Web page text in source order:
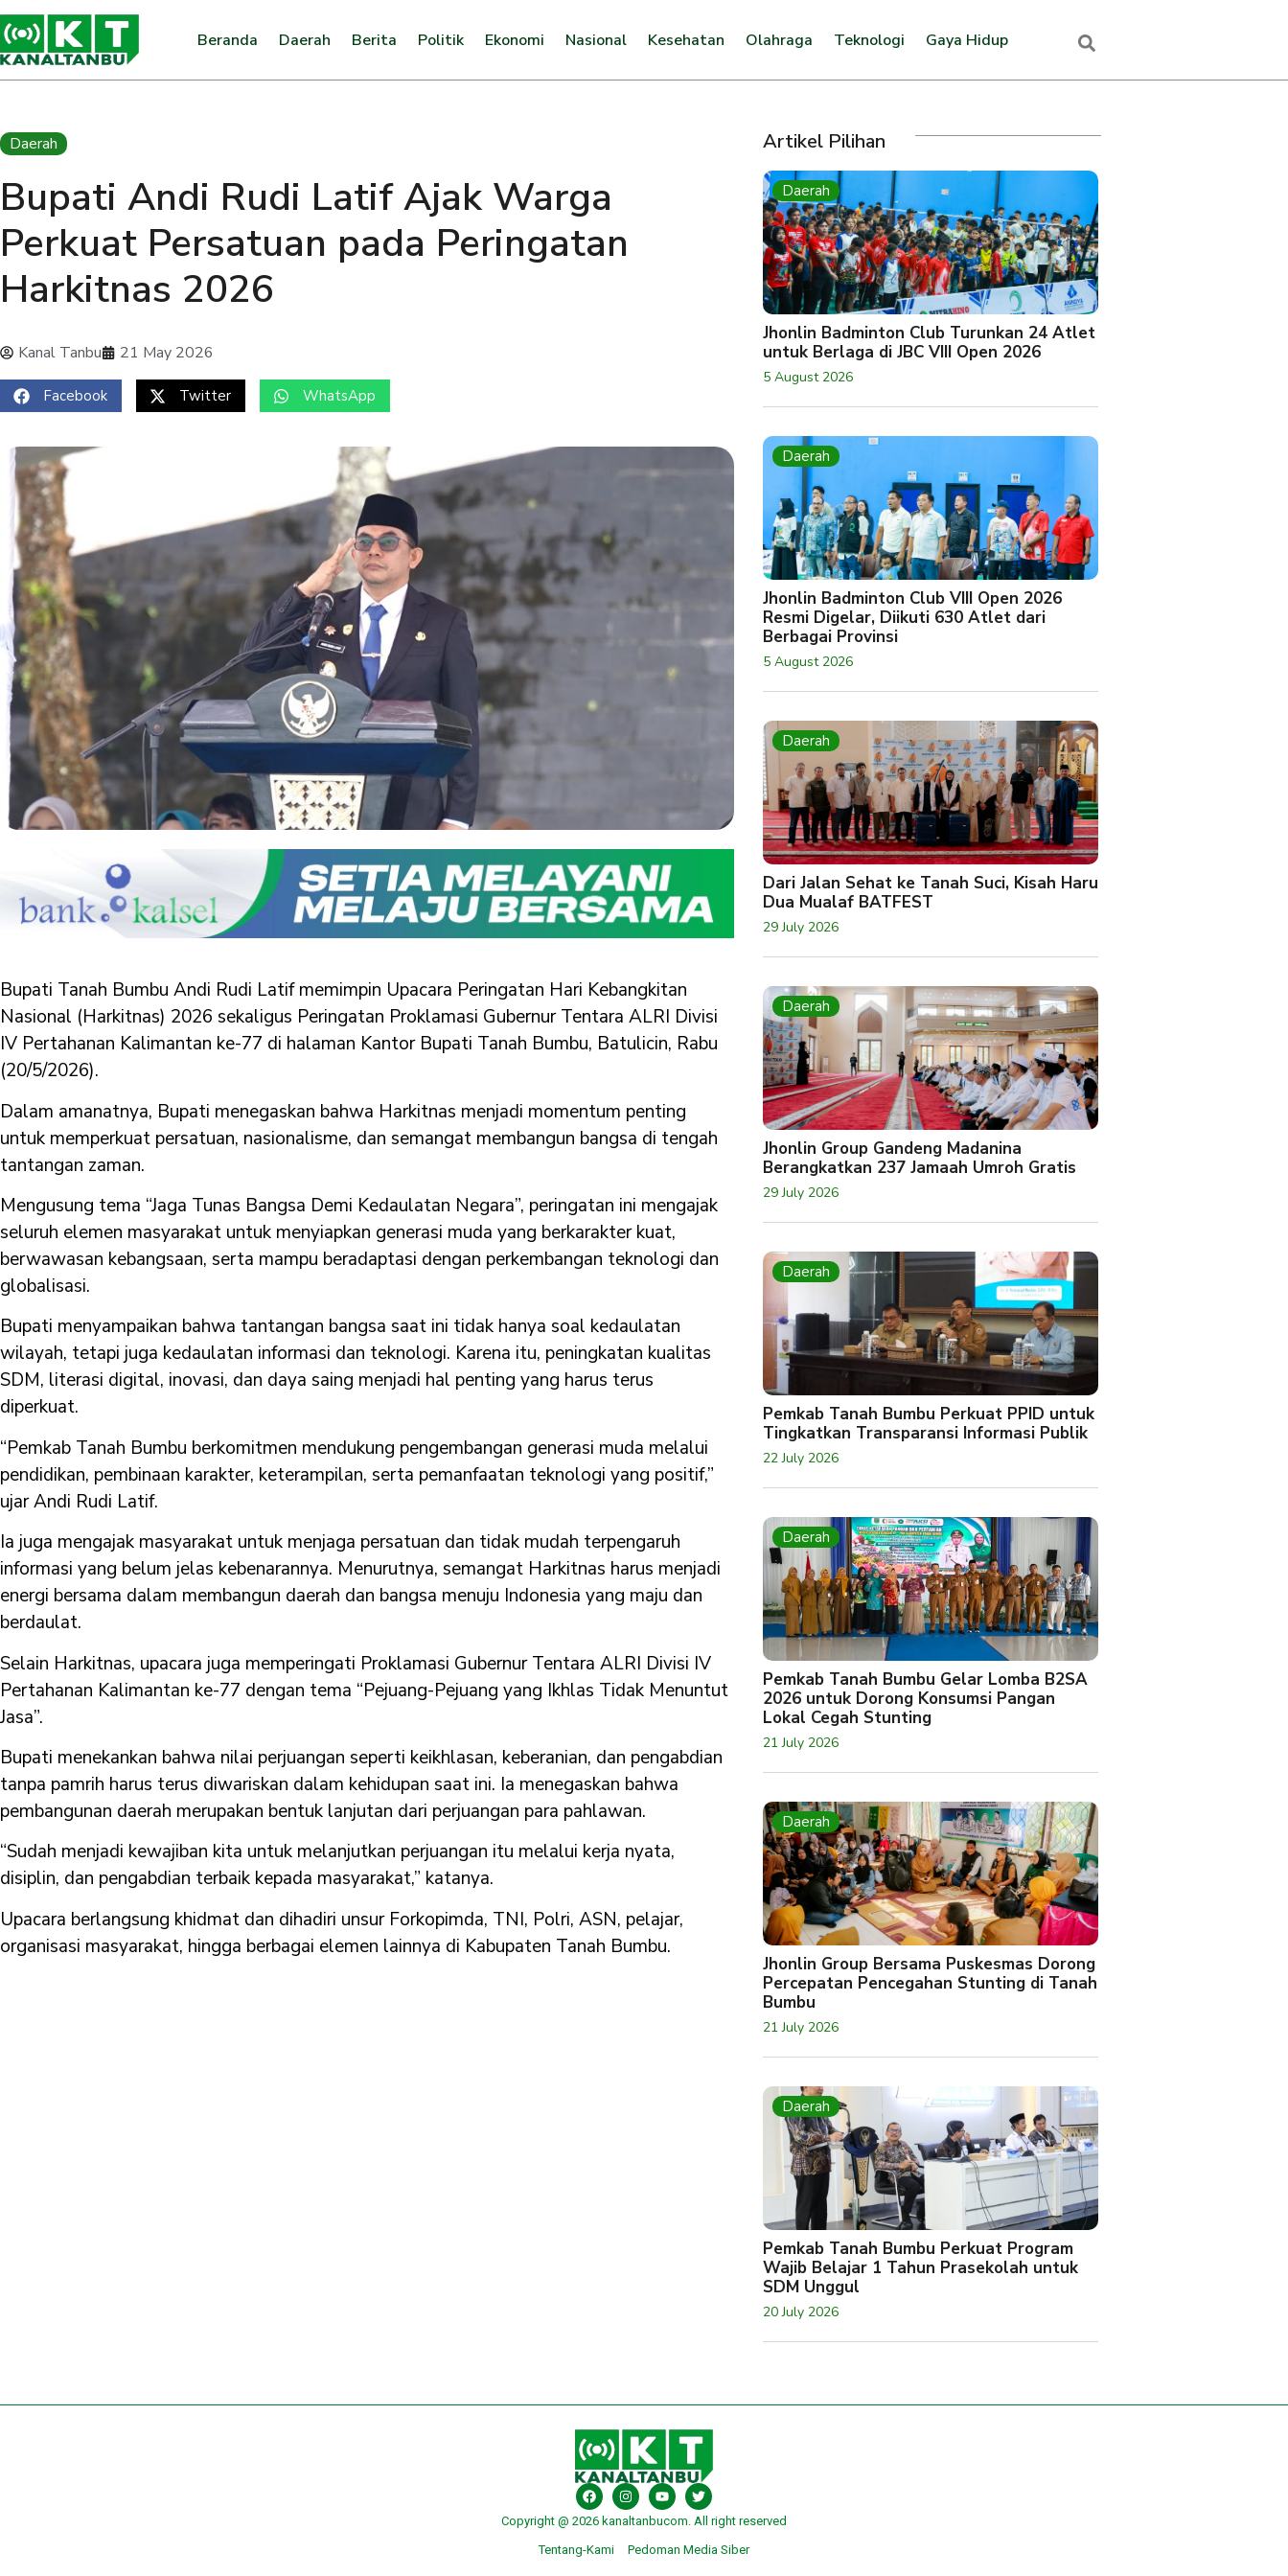
Beranda Daerah Berita Politik Ekonomi Nasional Kesehatan Olahraga Teknologi Gaya Hidup
Daerah
Bupati Andi Rudi Latif Ajak Warga
Perkuat Persatuan pada Peringatan
Harkitnas 2026
Kanal Tanbu 21 May 2026
Facebook Twitter WhatsApp
Bupati Tanah Bumbu Andi Rudi Latif memimpin Upacara Peringatan Hari Kebangkitan
Nasional (Harkitnas) 2026 sekaligus Peringatan Proklamasi Gubernur Tentara ALRI Divisi
IV Pertahanan Kalimantan ke-77 di halaman Kantor Bupati Tanah Bumbu, Batulicin, Rabu
(20/5/2026).
Dalam amanatnya, Bupati menegaskan bahwa Harkitnas menjadi momentum penting
untuk memperkuat persatuan, nasionalisme, dan semangat membangun bangsa di tengah
tantangan zaman.
Mengusung tema “Jaga Tunas Bangsa Demi Kedaulatan Negara”, peringatan ini mengajak
seluruh elemen masyarakat untuk menyiapkan generasi muda yang berkarakter kuat,
berwawasan kebangsaan, serta mampu beradaptasi dengan perkembangan teknologi dan
globalisasi.
Bupati menyampaikan bahwa tantangan bangsa saat ini tidak hanya soal kedaulatan
wilayah, tetapi juga kedaulatan informasi dan teknologi. Karena itu, peningkatan kualitas
SDM, literasi digital, inovasi, dan daya saing menjadi hal penting yang harus terus
diperkuat.
“Pemkab Tanah Bumbu berkomitmen mendukung pengembangan generasi muda melalui
pendidikan, pembinaan karakter, keterampilan, serta pemanfaatan teknologi yang positif,”
ujar Andi Rudi Latif.
Ia juga mengajak masyarakat untuk menjaga persatuan dan tidak mudah terpengaruh
informasi yang belum jelas kebenarannya. Menurutnya, semangat Harkitnas harus menjadi
energi bersama dalam membangun daerah dan bangsa menuju Indonesia yang maju dan
berdaulat.
Selain Harkitnas, upacara juga memperingati Proklamasi Gubernur Tentara ALRI Divisi IV
Pertahanan Kalimantan ke-77 dengan tema “Pejuang-Pejuang yang Ikhlas Tidak Menuntut
Jasa”.
Bupati menekankan bahwa nilai perjuangan seperti keikhlasan, keberanian, dan pengabdian
tanpa pamrih harus terus diwariskan dalam kehidupan saat ini. Ia menegaskan bahwa
pembangunan daerah merupakan bentuk lanjutan dari perjuangan para pahlawan.
“Sudah menjadi kewajiban kita untuk melanjutkan perjuangan itu melalui kerja nyata,
disiplin, dan pengabdian terbaik kepada masyarakat,” katanya.
Upacara berlangsung khidmat dan dihadiri unsur Forkopimda, TNI, Polri, ASN, pelajar,
organisasi masyarakat, hingga berbagai elemen lainnya di Kabupaten Tanah Bumbu.
Artikel Pilihan
Daerah
Jhonlin Badminton Club Turunkan 24 Atlet
untuk Berlaga di JBC VIII Open 2026
5 August 2026
Daerah
Jhonlin Badminton Club VIII Open 2026
Resmi Digelar, Diikuti 630 Atlet dari
Berbagai Provinsi
5 August 2026
Daerah
Dari Jalan Sehat ke Tanah Suci, Kisah Haru
Dua Mualaf BATFEST
29 July 2026
Daerah
Jhonlin Group Gandeng Madanina
Berangkatkan 237 Jamaah Umroh Gratis
29 July 2026
Daerah
Pemkab Tanah Bumbu Perkuat PPID untuk
Tingkatkan Transparansi Informasi Publik
22 July 2026
Daerah
Pemkab Tanah Bumbu Gelar Lomba B2SA
2026 untuk Dorong Konsumsi Pangan
Lokal Cegah Stunting
21 July 2026
Daerah
Jhonlin Group Bersama Puskesmas Dorong
Percepatan Pencegahan Stunting di Tanah
Bumbu
21 July 2026
Daerah
Pemkab Tanah Bumbu Perkuat Program
Wajib Belajar 1 Tahun Prasekolah untuk
SDM Unggul
20 July 2026
Copyright @ 2026 kanaltanbucom. All right reserved
Tentang-Kami
Pedoman Media Siber